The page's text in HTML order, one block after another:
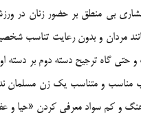
بي منطق بر حضور زنان در
مردان و بدون رعايت تناسب
حتي گاه ترجيح دسته دوم بر
و متناسب يك زن مسلمان
و كم سواد معرفي كردن «حيا و